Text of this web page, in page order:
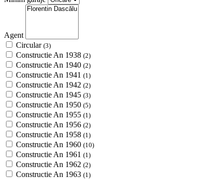
Agent
Circular (3)
Constructie An 1938 (2)
Constructie An 1940 (2)
Constructie An 1941 (1)
Constructie An 1942 (2)
Constructie An 1945 (3)
Constructie An 1950 (5)
Constructie An 1955 (1)
Constructie An 1956 (2)
Constructie An 1958 (1)
Constructie An 1960 (10)
Constructie An 1961 (1)
Constructie An 1962 (2)
Constructie An 1963 (1)